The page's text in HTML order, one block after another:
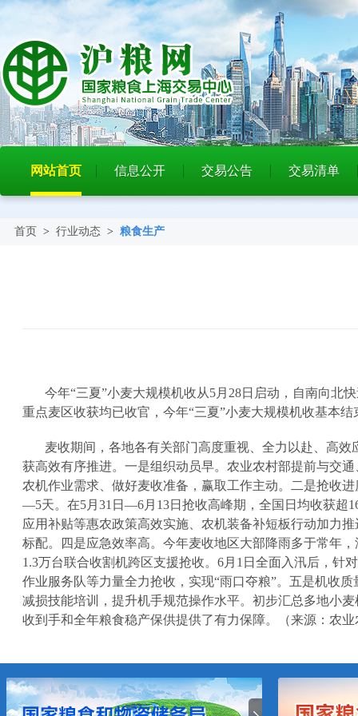
网站首页 信息公开 交易公告 交易清单
首页 > 行业动态 > 粮食生产
今年“三夏”小麦大规模机收从5月 28日启动，自南向北
重点麦区收获均已收官，今年“三夏”小麦大规模机收基本结
麦收期间，各地各有关部门高度重视、全力以赴、高
获高效有序推进。一是组织动员早。农业农村部提前与交
农机作业需求、做好麦收准备，赢取工作主动。二是抢收
—5天。在5月 31 日—6月 13日抢收高峰期，全国日均收获超
应用补贴等惠农政策高效实施、农机装备补短板行动加力
标配。四是应急效率高。今年麦收地区大部降雨多于常年，
1.3万台联合收割机跨区支援抢收。 6月 1 日全面入汛后，针
作业服务队等力量全力抢收，实现“雨口夺粮”。五是机收
减损技能培训，提升机手规范操作水平。初步汇总多地小
收到手和全年粮食稳产保供提供了有力保障。（来源：农